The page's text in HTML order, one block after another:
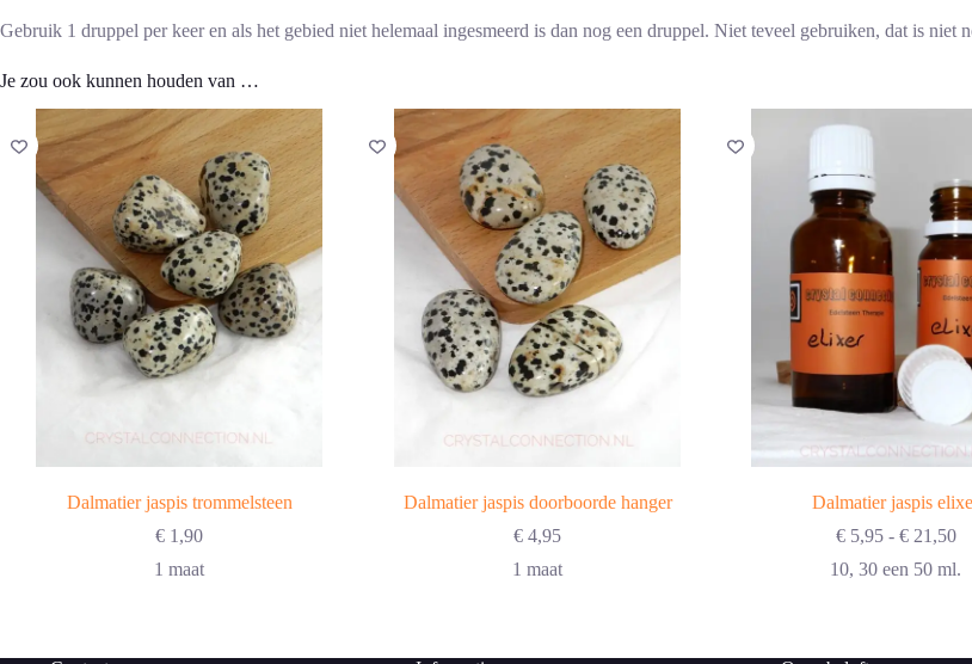
Gebruik 1 druppel per keer en als het gebied niet helemaal ingesmeerd is dan nog een druppel. Niet teveel gebruiken, dat is niet
Je zou ook kunnen houden van …
Dalmatier jaspis trommelsteen
€ 1,90
1 maat
Dalmatier jaspis doorboorde hanger
€ 4,95
1 maat
Dalmatier jaspis
€5,95 - €21,50
tot
10, 30 een 50 ml.